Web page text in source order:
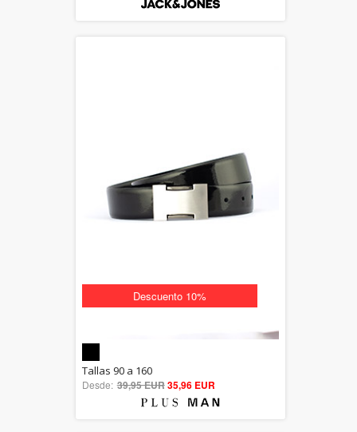
Descuento 10%
5.00
out of 5
Tallas 90 a 160
Desde: 39,95 EUR35,96 EUR